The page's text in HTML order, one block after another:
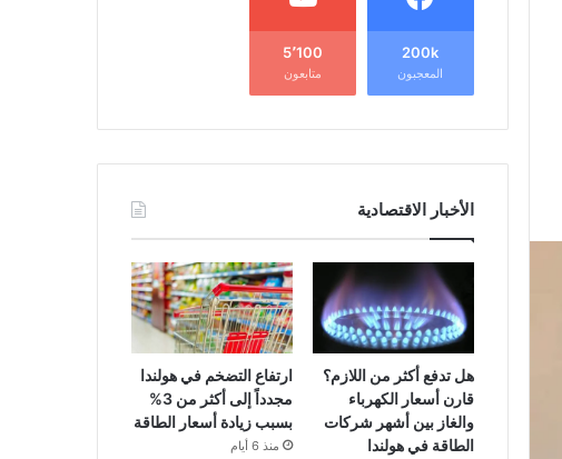
200k
المعجبون
5٬100
متابعون
الأخبار الاقتصادية
هل تدفع أكثر من اللازم؟
قارن أسعار الكهرباء
والغاز بين أشهر شركات
الطاقة في هولندا
ارتفاع التضخم في هولندا
مجدداً إلى أكثر من 3%
بسبب زيادة أسعار الطاقة
منذ 6 أيام